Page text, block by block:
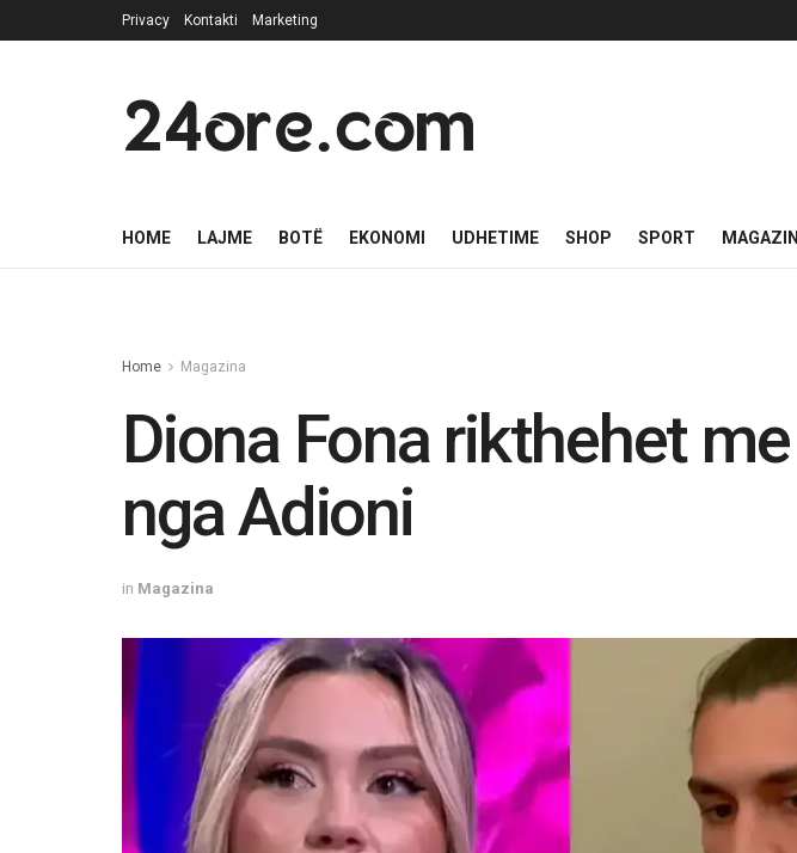
Privacy Kontakti Marketing
24ore.com
HOME LAJME BOTË EKONOMI UDHETIME SHOP SPORT
Home Magazina
Diona Fona rikthehet
nga Adioni
in Magazina